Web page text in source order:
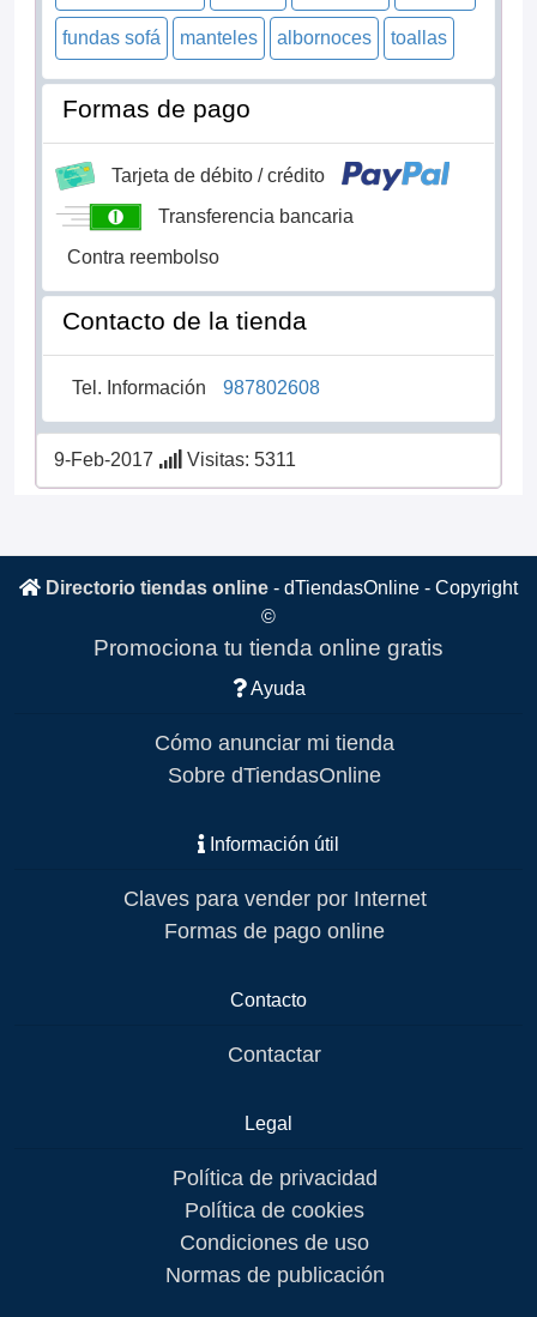
fundas sofá manteles albornoces toallas
Formas de pago
Tarjeta de débito / crédito
Transferencia bancaria
Contra reembolso
Contacto de la tienda
Tel. Información 987802608
9-Feb-2017 Visitas: 5311
Directorio tiendas online - dTiendasOnline - Copyright
©
Promociona tu tienda online gratis
Ayuda
Cómo anunciar mi tienda
Sobre dTiendasOnline
Información útil
Claves para vender por Internet
Formas de pago online
Contacto
Contactar
Legal
Política de privacidad
Política de cookies
Condiciones de uso
Normas de publicación